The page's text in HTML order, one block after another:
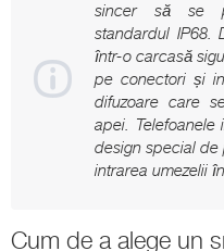
sincer să se
standardul IP68.
într-o carcasă
pe conectori și
difuzoare care
apei.
design special de
intrarea umezelii
Cum de a alege un